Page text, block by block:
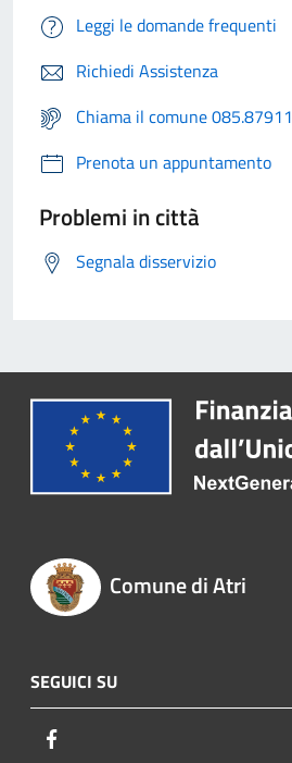
Leggi le domande frequenti
Richiedi Assistenza
Chiama il comune 085.87911
Prenota un appuntamento
Problemi in città
Segnala disservizio
Comune di Atri
SEGUICI SU